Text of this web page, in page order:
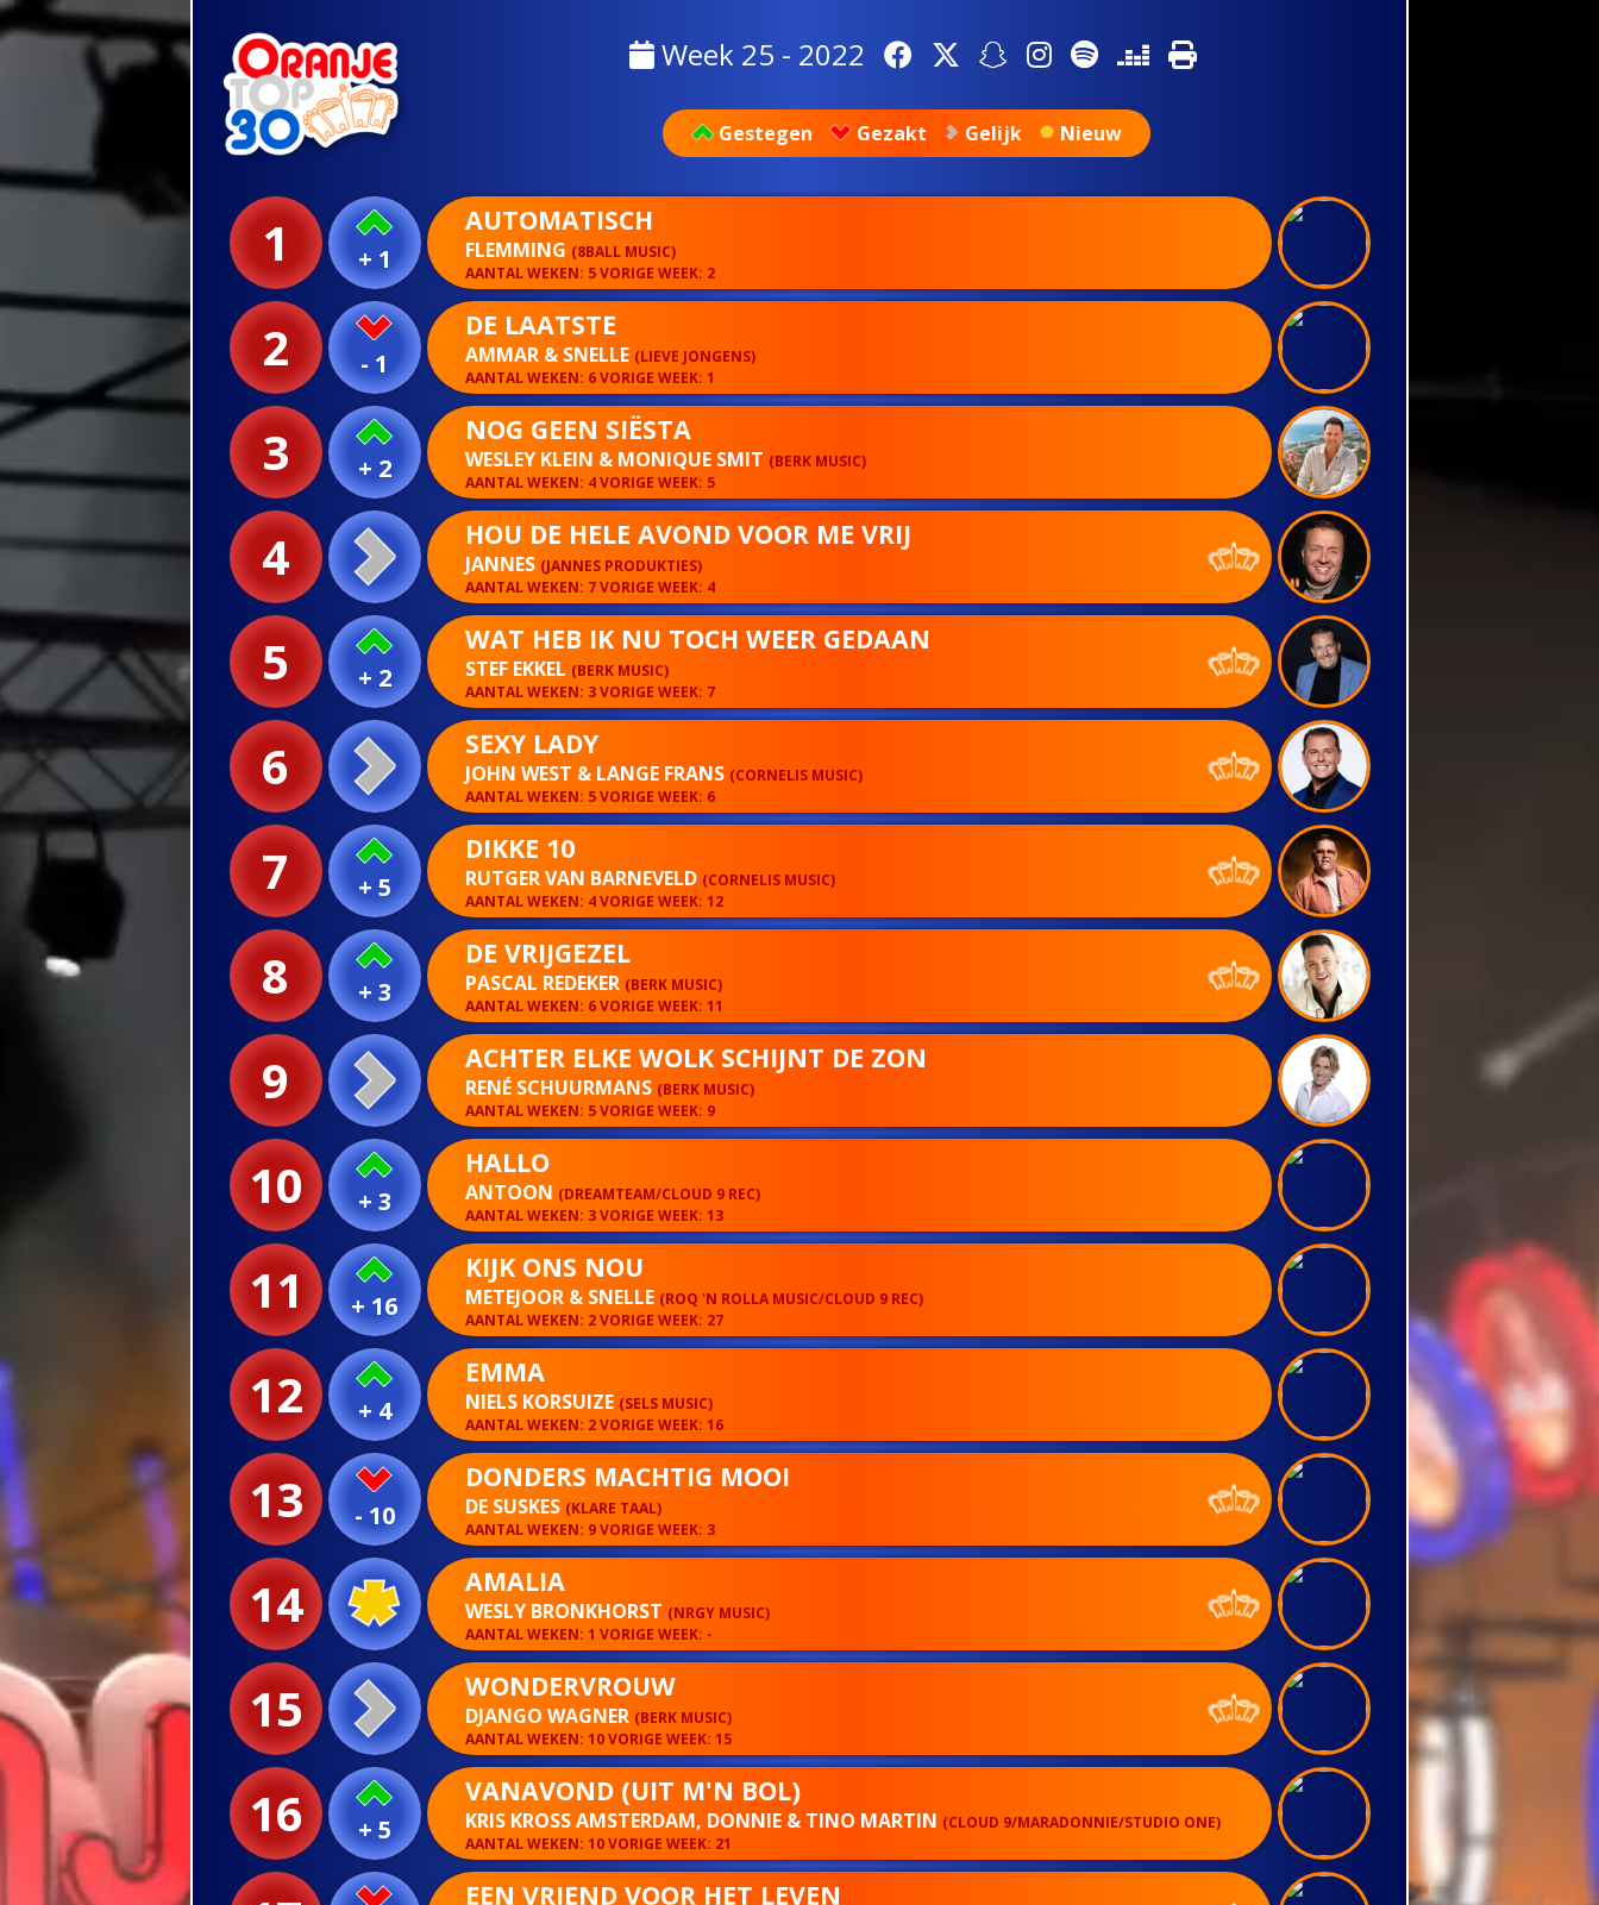
Week 25 - 2022
Gestegen Gezakt Gelijk Nieuw
1 + 1
AUTOMATISCH
FLEMMING (8BALL MUSIC)
AANTAL WEKEN: 5 VORIGE WEEK: 2
2 - 1
DE LAATSTE
AMMAR & SNELLE (LIEVE JONGENS)
AANTAL WEKEN: 6 VORIGE WEEK: 1
3 + 2
NOG GEEN SIËSTA
WESLEY KLEIN & MONIQUE SMIT (BERK MUSIC)
AANTAL WEKEN: 4 VORIGE WEEK: 5
4 HOU DE HELE AVOND VOOR ME VRIJ
JANNES (JANNES PRODUKTIES)
AANTAL WEKEN: 7 VORIGE WEEK: 4
5 + 2
WAT HEB IK NU TOCH WEER GEDAAN
STEF EKKEL (BERK MUSIC)
AANTAL WEKEN: 3 VORIGE WEEK: 7
6 SEXY LADY
JOHN WEST & LANGE FRANS (CORNELIS MUSIC)
AANTAL WEKEN: 5 VORIGE WEEK: 6
7 + 5
DIKKE 10
RUTGER VAN BARNEVELD (CORNELIS MUSIC)
AANTAL WEKEN: 4 VORIGE WEEK: 12
8 + 3
DE VRIJGEZEL
PASCAL REDEKER (BERK MUSIC)
AANTAL WEKEN: 6 VORIGE WEEK: 11
9 ACHTER ELKE WOLK SCHIJNT DE ZON
RENÉ SCHUURMANS (BERK MUSIC)
AANTAL WEKEN: 5 VORIGE WEEK: 9
10 + 3
HALLO
ANTOON (DREAMTEAM/CLOUD 9 REC)
AANTAL WEKEN: 3 VORIGE WEEK: 13
11 + 16
KIJK ONS NOU
METEJOOR & SNELLE (ROQ 'N ROLLA MUSIC/CLOUD 9 REC)
AANTAL WEKEN: 2 VORIGE WEEK: 27
12 + 4
EMMA
NIELS KORSUIZE (SELS MUSIC)
AANTAL WEKEN: 2 VORIGE WEEK: 16
13 - 10
DONDERS MACHTIG MOOI
DE SUSKES (KLARE TAAL)
AANTAL WEKEN: 9 VORIGE WEEK: 3
14 AMALIA
WESLY BRONKHORST (NRGY MUSIC)
AANTAL WEKEN: 1 VORIGE WEEK: -
15 WONDERVROUW
DJANGO WAGNER (BERK MUSIC)
AANTAL WEKEN: 10 VORIGE WEEK: 15
16 + 5
VANAVOND (UIT M'N BOL)
KRIS KROSS AMSTERDAM, DONNIE & TINO MARTIN (CLOUD 9/MARADONNIE/STUDIO ONE)
AANTAL WEKEN: 10 VORIGE WEEK: 21
EEN VRIEND VOOR HET LEVEN